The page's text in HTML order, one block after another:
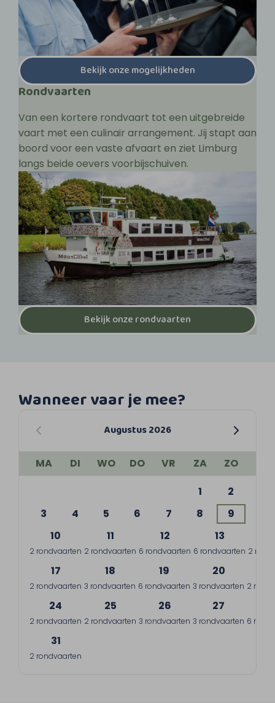
Bekijk onze mogelijkheden
Rondvaarten
Van een kortere rondvaart tot een uitgebreide
vaart met een culinair arrangement. Jij stapt aan
boord voor een vaste afvaart en ziet Limburg
langs beide oevers voorbijschuiven.
Bekijk onze rondvaarten
Wanneer vaar je mee?
Augustus 2026
MA DI WO DO VR ZA
ZO
1
2
3
4 5 6 7 8
9
10
2 rondvaarten
11
2 rondvaarten
12
6 rondvaarten
13
6 rondvaarten 2
17
2 rondvaarten
18
3 rondvaarten
19
6 rondvaarten
20
3 rondvaarten 2
24
2 rondvaarten
25
2 rondvaarten
26
3 rondvaarten
27
3 rondvaarten 6
31
2 rondvaarten